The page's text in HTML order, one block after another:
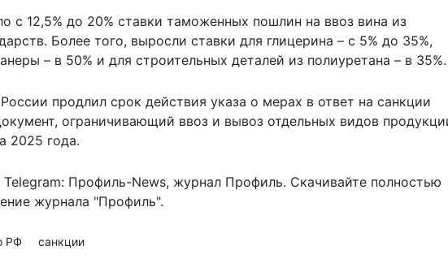
с 12,5% до 20% ставки таможенных пошлин на ввоз вина из
Более того, выросли ставки для глицерина – с 5% до 35%,
– в 50% и для строительных деталей из полиуретана – в 35%.
продлил срок действия указа о мерах в ответ на санкции
ограничивающий ввоз и вывоз отдельных видов
2025 года.
Telegram: Профиль-News, журнал Профиль. Скачивайте полностью
журнала "Профиль".
РФ санкции